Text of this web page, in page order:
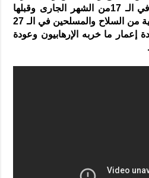
مدينة قدسيا وبلدة الهامة في الـ 17من الشهر الجارى وقبلها
مدينة داريا حيث أعلنت خالية من السلاح والمسلحين في الـ 27
إعمار ما خربه الإرهابيون وعودة